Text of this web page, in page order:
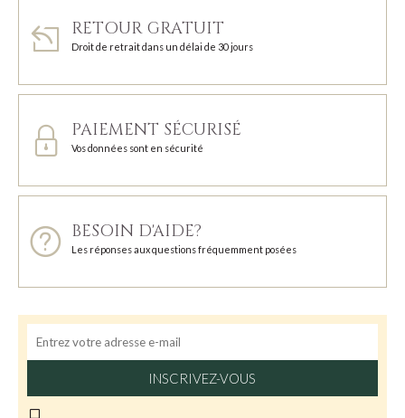
RETOUR GRATUIT
Droit de retrait dans un délai de 30 jours
PAIEMENT SÉCURISÉ
Vos données sont en sécurité
BESOIN D'AIDE?
Les réponses aux questions fréquemment posées
INSCRIVEZ-VOUS